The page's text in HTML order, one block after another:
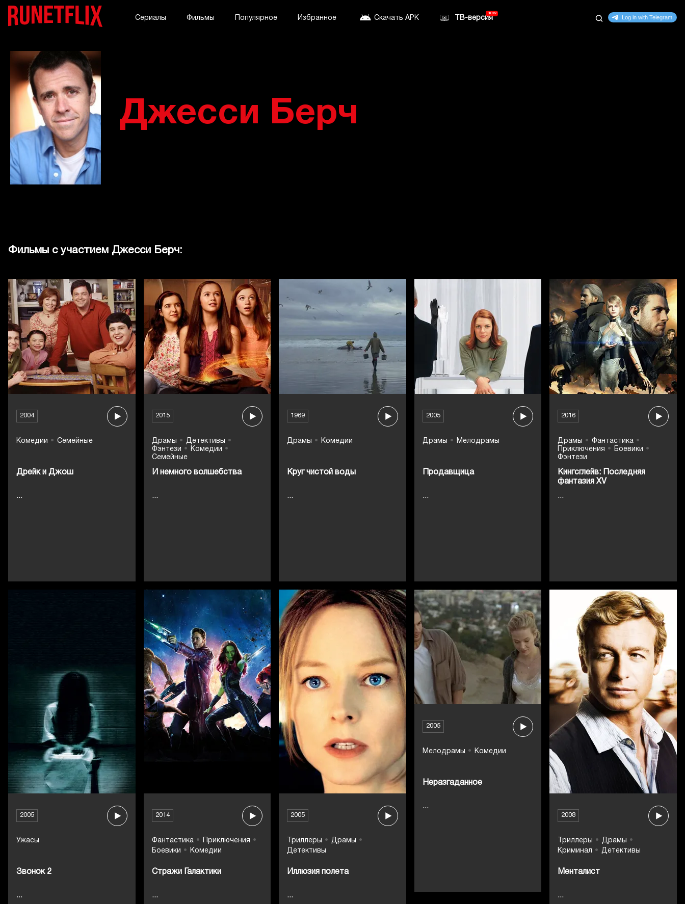
Сериалы Фильмы Популярное Избранное Скачать APK ТВ-версия
Джесси Берч
Фильмы с участием Джесси Берч:
2004
Комедии Семейные
Дрейк и Джош
...
2015
Драмы
Детективы
Фэнтези
Комедии
Семейные
И немного волшебства
...
1969
Драмы Комедии
Круг чистой воды
...
2005
Драмы Мелодрамы
Продавщица
...
2016
Драмы
Фантастика
Приключения
Боевики
Фэнтези
Кингсглейв: Последняя
фантазия XV
...
2005
Ужасы
Звонок 2
...
2014
Фантастика
Приключения
Боевики
Комедии
Стражи Галактики
...
2005
Триллеры
Драмы
Детективы
Иллюзия полета
...
2005
Мелодрамы Комедии
Неразгаданное
...
2008
Триллеры
Драмы
Криминал
Детективы
Менталист
...